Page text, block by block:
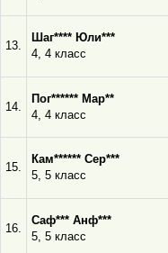
13.
Шаг**** Юли***
4, 4 класс
14.
Пог****** Мар**
4, 4 класс
15.
Кам****** Сер***
5, 5 класс
16.
Саф*** Анф***
5, 5 класс